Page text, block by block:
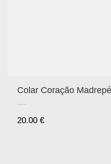
Colar Coração
20.00 €